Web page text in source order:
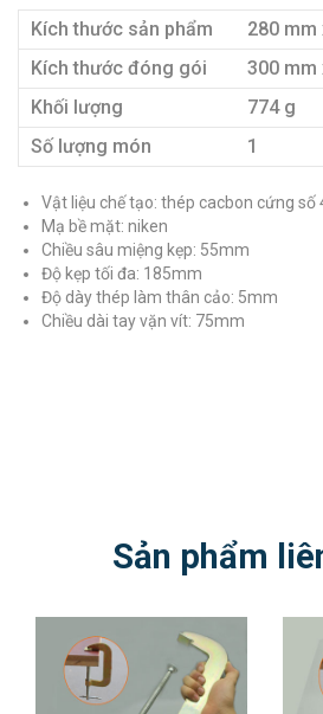
Kích thước sản phẩm
280 mm
Kích thước đóng gói
300 mm
Khối lượng
774 g
Số lượng món
1
Vật liệu chế tạo: thép cacbon cứng số
Mạ bề mặt: niken
Chiều sâu miệng kẹp: 55mm
Độ kẹp tối đa: 185mm
Độ dày thép làm thân cảo: 5mm
Chiều dài tay vặn vít: 75mm
Sản phẩm